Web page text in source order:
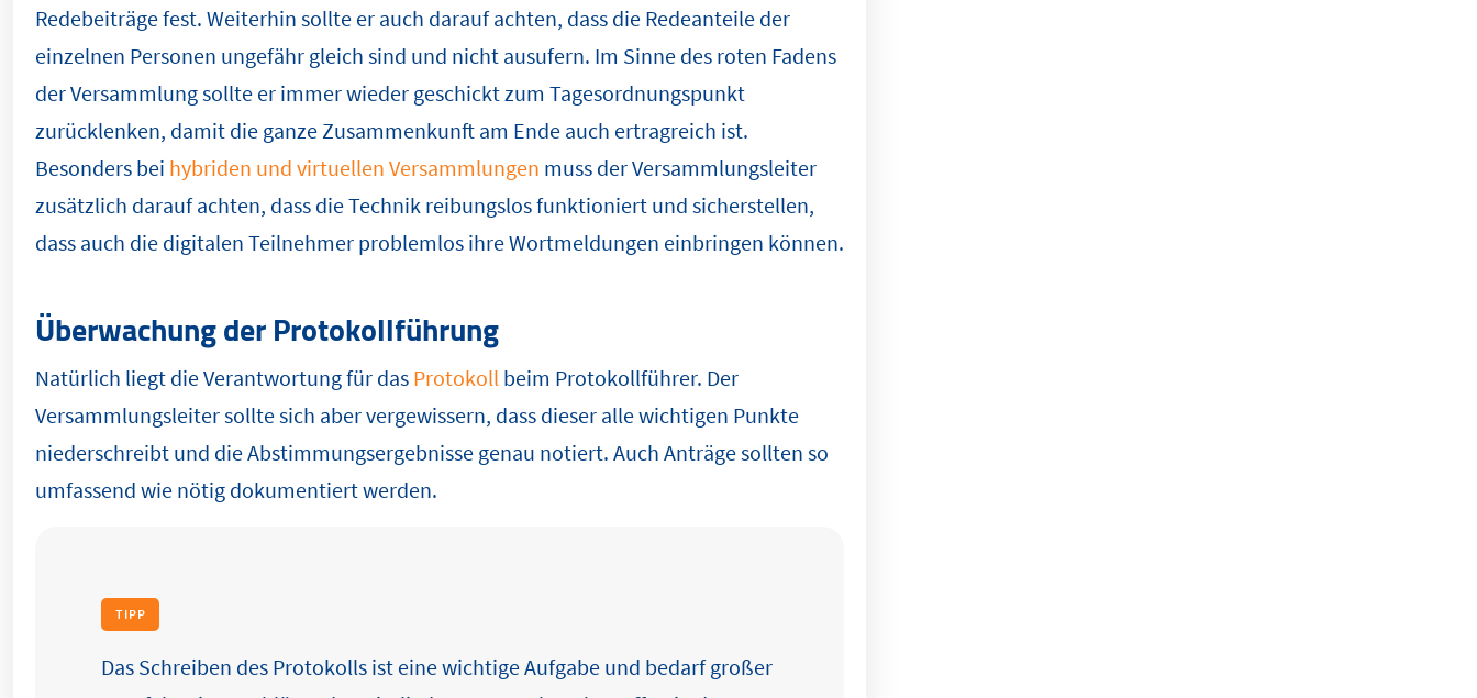
Redebeiträge fest. Weiterhin sollte er auch darauf achten, dass die Redeanteile der
einzelnen Personen ungefähr gleich sind und nicht ausufern. Im Sinne des roten Fadens
der Versammlung sollte er immer wieder geschickt zum Tagesordnungspunkt
zurücklenken, damit die ganze Zusammenkunft am Ende auch ertragreich ist.
Besonders bei hybriden und virtuellen Versammlungen muss der Versammlungsleiter
zusätzlich darauf achten, dass die Technik reibungslos funktioniert und sicherstellen,
dass auch die digitalen Teilnehmer problemlos ihre Wortmeldungen einbringen können.
Überwachung der Protokollführung
Natürlich liegt die Verantwortung für das Protokoll beim Protokollführer. Der
Versammlungsleiter sollte sich aber vergewissern, dass dieser alle wichtigen Punkte
niederschreibt und die Abstimmungsergebnisse genau notiert. Auch Anträge sollten so
umfassend wie nötig dokumentiert werden.
TIPP
Das Schreiben des Protokolls ist eine wichtige Aufgabe und bedarf großer